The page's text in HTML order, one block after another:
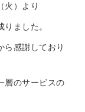
火）より
ました。
ら感謝しており
層のサービスの